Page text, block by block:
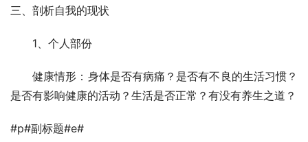
三、剖析自我的现状
1、个人部份
健康情形：身体是否有病痛？是否有不良的生活习惯？
#p#副标题#e#